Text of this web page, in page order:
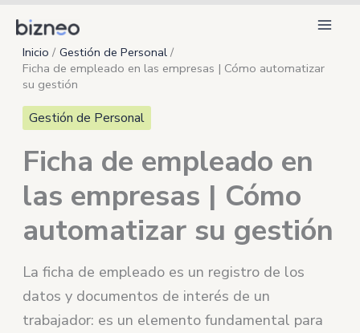
contenido
Inicio
Gestión de Personal
Ficha de empleado en las empresas | Cómo automatizar
su gestión
Gestión de Personal
Ficha de empleado en
las empresas | Cómo
automatizar su gestión
La ficha de empleado es un registro de los
datos y documentos de interés de un
trabajador: es un elemento fundamental para